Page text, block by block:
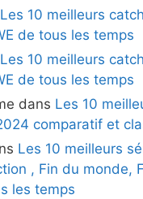
Les 10 meilleurs
de tous les temps
Les 10 meilleurs
de tous les temps
dans Les 10
comparatif et
Les 10 meilleurs
, Fin du monde,
les temps